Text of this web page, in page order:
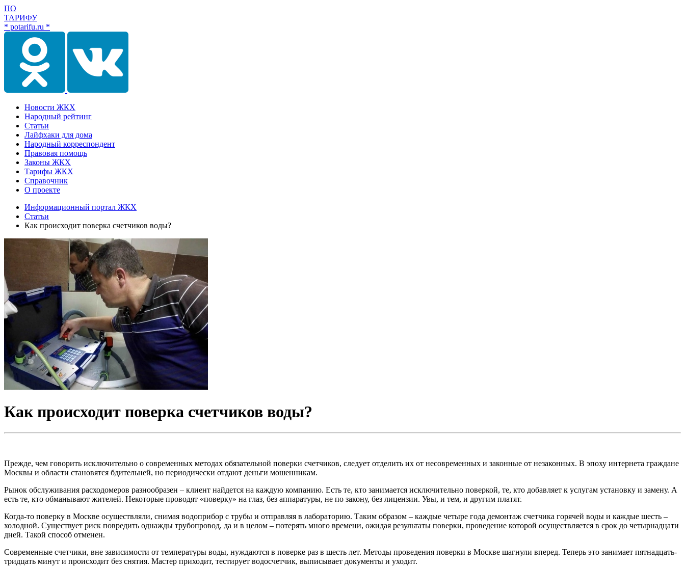
ПО
ТАРИФУ
* potarifu.ru *
Новости ЖКХ
Народный рейтинг
Статьи
Лайфхаки для дома
Народный корреспондент
Правовая помощь
Законы ЖКХ
Тарифы ЖКХ
Справочник
О проекте
Информационный портал ЖКХ
Статьи
Как происходит поверка счетчиков воды?
Как происходит поверка счетчиков воды?
Прежде, чем говорить исключительно о современных методах обязательной поверки счетчиков, следует отделить их от несовременных и законные от незаконных. В эпоху интернета граждане
Москвы и области становятся бдительней, но периодически отдают деньги мошенникам.
Рынок обслуживания расходомеров разнообразен – клиент найдется на каждую компанию. Есть те, кто занимается исключительно поверкой, те, кто добавляет к услугам установку и замену. А
есть те, кто обманывают жителей. Некоторые проводят «поверку» на глаз, без аппаратуры, не по закону, без лицензии. Увы, и тем, и другим платят.
Когда-то поверку в Москве осуществляли, снимая водоприбор с трубы и отправляя в лабораторию. Таким образом – каждые четыре года демонтаж счетчика горячей воды и каждые шесть –
холодной. Существует риск повредить однажды трубопровод, да и в целом – потерять много времени, ожидая результаты поверки, проведение которой осуществляется в срок до четырнадцати
дней. Такой способ отменен.
Современные счетчики, вне зависимости от температуры воды, нуждаются в поверке раз в шесть лет. Методы проведения поверки в Москве шагнули вперед. Теперь это занимает пятнадцать-
тридцать минут и происходит без снятия. Мастер приходит, тестирует водосчетчик, выписывает документы и уходит.